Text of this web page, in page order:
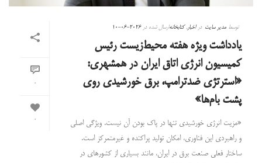
0
0
توسط مدیر سایت دراخبار,کتابخانهارسال شده در2026-06-10
یادداشت ویژه هفته محیط‌زیست رئیس
کمیسیون انرژی اتاق ایران در همشهری:
«استرتژی ضدترامپ، برق خورشیدی روی
پشت بام‌ها»
«مزیت انرژی خورشیدی تنها در پاک بودن آن نیست. ویژگی اصلی
و راهبردی این فناوری، امکان تولید پراکنده و غیرمتمرکز است.
ساختار فعلی صنعت برق در ایران، مانند بسیاری از کشورهای در